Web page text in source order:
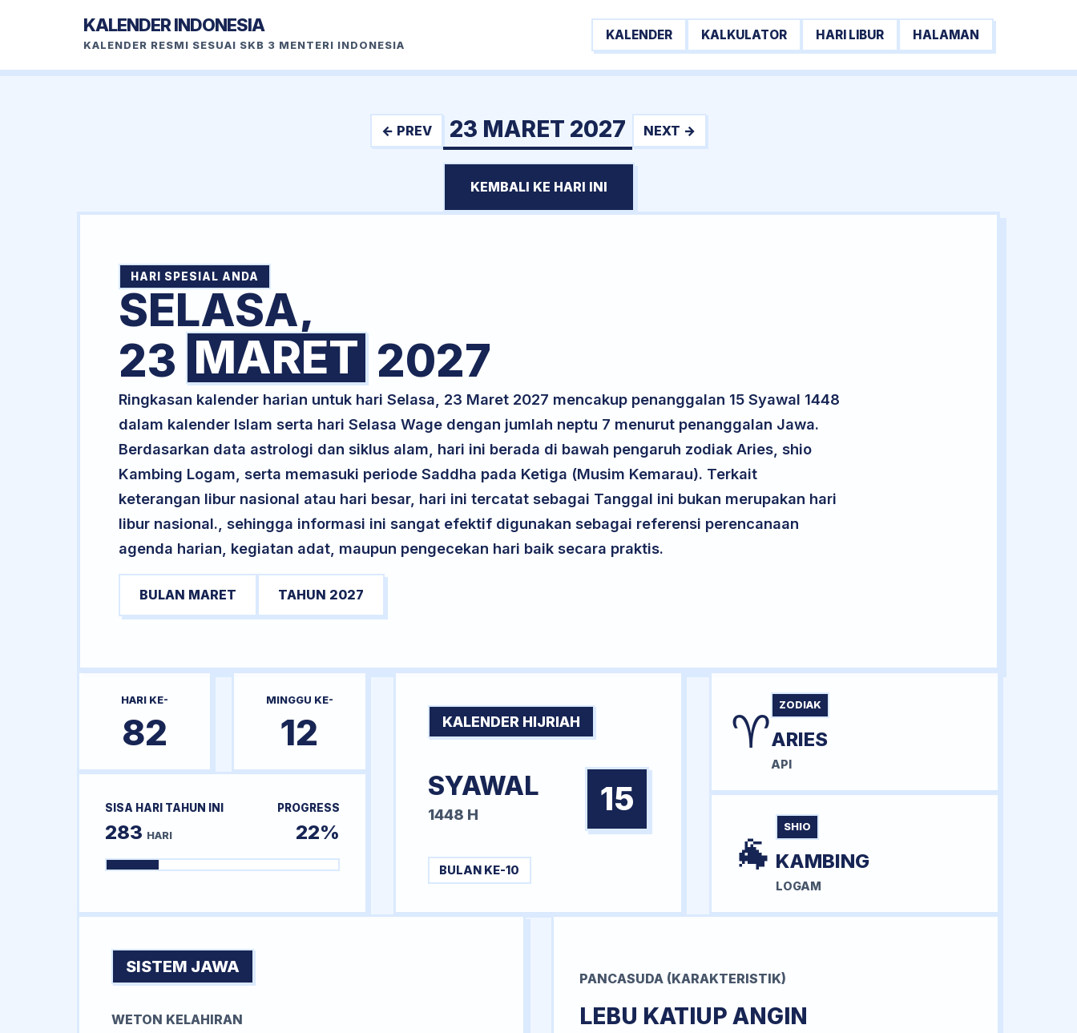
KALENDER INDONESIA
KALENDER RESMI SESUAI SKB 3 MENTERI INDONESIA
KALENDER KALKULATOR HARI LIBUR HALAMAN
← PREV 23 MARET 2027 NEXT →
KEMBALI KE HARI INI
HARI SPESIAL ANDA
SELASA,
23 MARET 2027
Ringkasan kalender harian untuk hari Selasa, 23 Maret 2027 mencakup penanggalan 15 Syawal 1448
dalam kalender Islam serta hari Selasa Wage dengan jumlah neptu 7 menurut penanggalan Jawa.
Berdasarkan data astrologi dan siklus alam, hari ini berada di bawah pengaruh zodiak Aries, shio
Kambing Logam, serta memasuki periode Saddha pada Ketiga (Musim Kemarau). Terkait
keterangan libur nasional atau hari besar, hari ini tercatat sebagai Tanggal ini bukan merupakan hari
libur nasional., sehingga informasi ini sangat efektif digunakan sebagai referensi perencanaan
agenda harian, kegiatan adat, maupun pengecekan hari baik secara praktis.
BULAN MARET TAHUN 2027
HARI KE-
82
MINGGU KE-
12
SISA HARI TAHUN INI
283 HARI
PROGRESS
22%
KALENDER HIJRIAH
SYAWAL
1448 H 15
BULAN KE-10
♈ ZODIAK
ARIES
API
🐐 SHIO
KAMBING
LOGAM
SISTEM JAWA
WETON KELAHIRAN
PANCASUDA (KARAKTERISTIK)
LEBU KATIUP ANGIN